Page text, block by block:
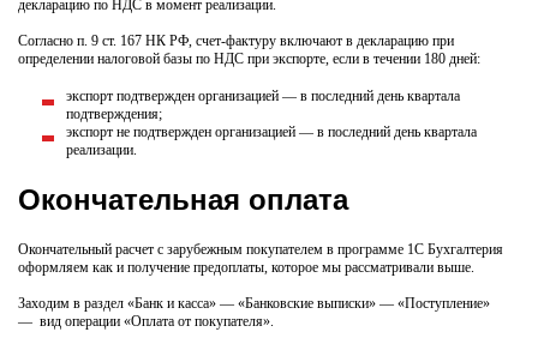
декларацию по НДС в момент реализации.
Согласно п. 9 ст. 167 НК РФ, счет-фактуру включают в декларацию при
определении налоговой базы по НДС при экспорте, если в течении 180 дней:
экспорт подтвержден организацией — в последний день квартала
подтверждения;
экспорт не подтвержден организацией — в последний день квартала
реализации.
Окончательная оплата
Окончательный расчет с зарубежным покупателем в программе 1С Бухгалтерия
оформляем как и получение предоплаты, которое мы рассматривали выше.
Заходим в раздел «Банк и касса» — «Банковские выписки» — «Поступление»
— вид операции «Оплата от покупателя».